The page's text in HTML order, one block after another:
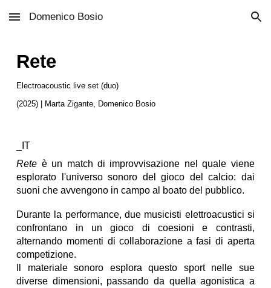
Skip to main content Skip to navigation
Domenico Bosio
Rete
Electroacoustic live set (duo)
(2025) |
Marta Zigante, Domenico Bosio
_IT
Rete è un match di improvvisazione nel quale viene
esplorato l'universo sonoro del gioco del calcio: dai
suoni che avvengono in campo al boato del pubblico.
Durante la performance, due musicisti elettroacustici si
confrontano in un gioco di coesioni e contrasti,
alternando momenti di collaborazione a fasi di aperta
competizione.
Il materiale sonoro esplora questo sport nelle sue
diverse dimensioni, passando da quella agonistica a